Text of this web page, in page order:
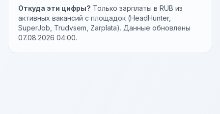
Откуда эти цифры? Только зарплаты в RUB из
активных вакансий с площадок (HeadHunter,
SuperJob, Trudvsem, Zarplata). Данные обновлены
07.08.2026 04:00.